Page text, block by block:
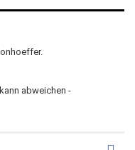
abweichen -